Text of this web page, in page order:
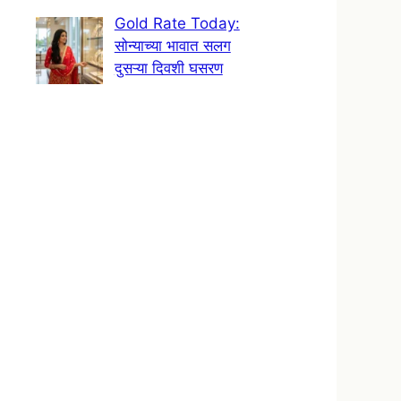
Gold Rate Today:
सोन्याच्या भावात सलग
दुसऱ्या दिवशी घसरण